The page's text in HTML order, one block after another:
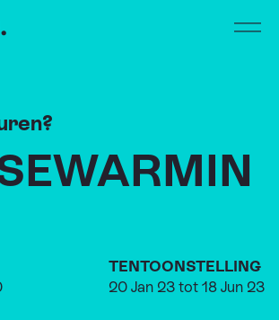
Open
TENTOONSTELLING
20 Jan 23 tot 18 Jun 23